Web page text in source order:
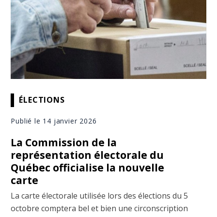
ÉLECTIONS
Publié le 14 janvier 2026
La Commission de la
représentation électorale du
Québec officialise la nouvelle
carte
La carte électorale utilisée lors des élections du 5
octobre comptera bel et bien une circonscription